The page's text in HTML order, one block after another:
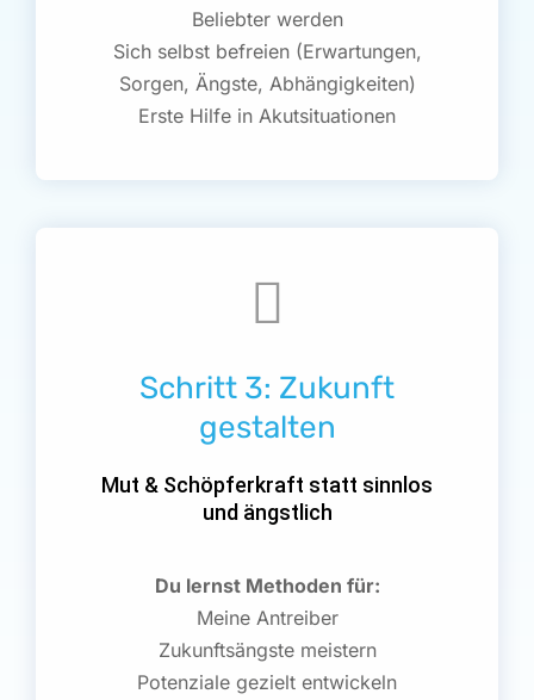
Beliebter werden
Sich selbst befreien (Erwartungen,
Sorgen, Ängste, Abhängigkeiten)
Erste Hilfe in Akutsituationen
Schritt 3: Zukunft
gestalten
Mut & Schöpferkraft statt sinnlos
und ängstlich
Du lernst Methoden für:
Meine Antreiber
Zukunftsängste meistern
Potenziale gezielt entwickeln